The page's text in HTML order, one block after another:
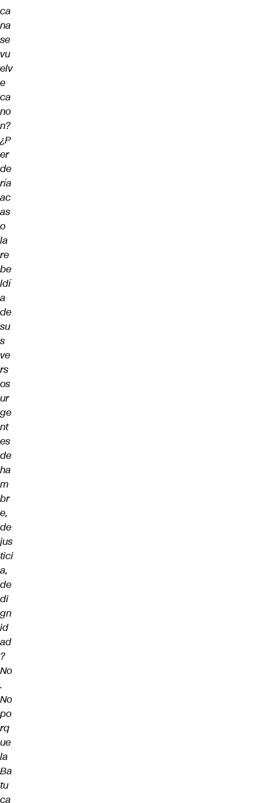
ca
na
se
vu
elv
e
ca
no
n?
¿P
er
de
ría
ac
as
o
la
re
be
ldí
a
de
su
s
ve
rs
os
ur
ge
nt
es
de
ha
m
br
e,
de
jus
tici
a,
de
di
gn
id
ad
?
No
.
No
po
rq
ue
la
Ba
tu
ca